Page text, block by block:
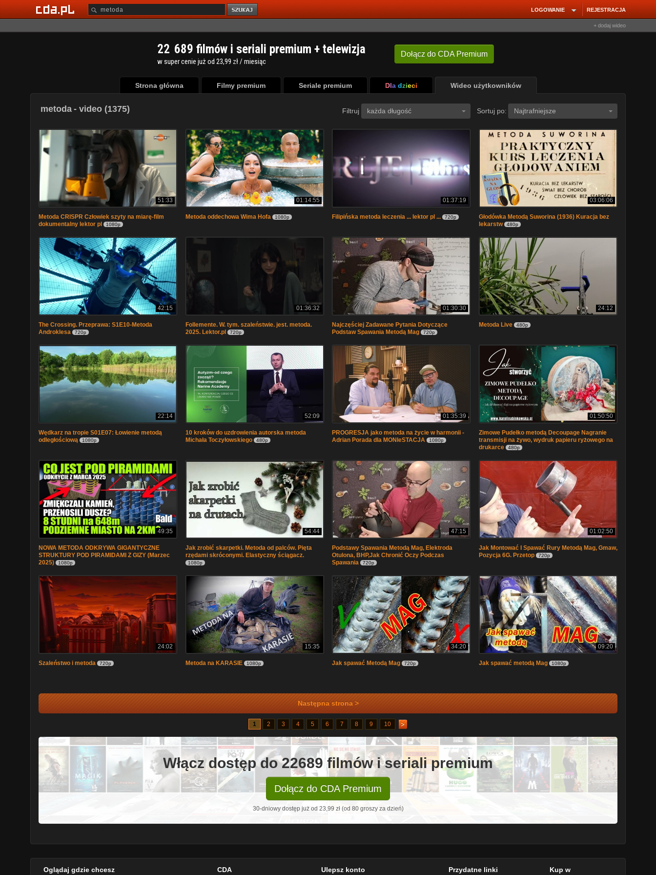
REJESTRACJA
LOGOWANIE
+ dodaj wideo
Dołącz do CDA Premium
22 689 filmów i seriali premium + telewizja
w super cenie już od 23,99 zł / miesiąc
Strona główna Filmy premium Seriale premium Dla dzieci Wideo użytkowników
metoda - video (1375) Filtruj każda długość Sortuj po: Najtrafniejsze
51:33
Metoda CRISPR Człowiek szyty na miarę-film
dokumentalny lektor pl
1080p
01:14:55
Metoda oddechowa Wima Hofa 1080p
01:37:19
Filipińska metoda leczenia ... lektor pl ... 720p
03:06:06
Głodówka Metodą Suworina (1936) Kuracja bez
lekarstw
480p
42:15
The Crossing. Przeprawa: S1E10-Metoda
Androklesa
720p
01:36:32
Follemente. W. tym. szaleństwie. jest. metoda.
2025. Lektor.pl
720p
01:30:30
Najczęściej Zadawane Pytania Dotyczące
Podstaw Spawania Metodą Mag
720p
24:12
Metoda Live 480p
22:14
Wędkarz na tropie S01E07: Łowienie metodą
odległościową
1080p
52:09
10 kroków do uzdrowienia autorska metoda
Michała Toczyłowskiego
480p
01:35:39
PROGRESJA jako metoda na życie w harmonii -
Adrian Porada dla MONIeSTACJA
1080p
01:50:50
Zimowe Pudełko metodą Decoupage Nagranie
transmisji na żywo, wydruk papieru ryżowego na
drukarce
480p
49:35
NOWA METODA ODKRYWA GIGANTYCZNE
STRUKTURY POD PIRAMIDAMI Z GIZY (Marzec
2025)
1080p
54:44
Jak zrobić skarpetki. Metoda od palców. Pięta
rzędami skróconymi. Elastyczny ściągacz.
1080p
47:15
Podstawy Spawania Metodą Mag, Elektroda
Otulona, BHP,Jak Chronić Oczy Podczas
Spawania
720p
01:02:50
Jak Montować I Spawać Rury Metodą Mag, Gmaw,
Pozycja 6G. Przetop
720p
24:02
Szaleństwo i metoda 720p
15:35
Metoda na KARASIE 1080p
34:20
Jak spawać Metodą Mag 720p
09:20
Jak spawać metodą Mag 1080p
Następna strona >
1 2 3 4 5 6 7 8 9 10
Włącz dostęp do 22689 filmów i seriali premium
Dołącz do CDA Premium
30-dniowy dostęp już od 23,99 zł (od 80 groszy za dzień)
Oglądaj gdzie chcesz CDA Ulepsz konto Przydatne linki Kup w